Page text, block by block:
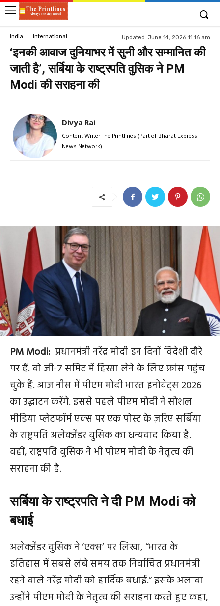
India International Updated: June 14, 2026 11:16 am
‘इनकी आवाज दुनियाभर में सुनी और सम्मानित की
जाती है’, सर्बिया के राष्ट्रपति वुसिक ने PM
Modi की सराहना की
Divya Rai
Content Writer The Printlines (Part of Bharat Express
News Network)
PM Modi: प्रधानमंत्री नरेंद्र मोदी इन दिनों विदेशी दौरे
पर हैं. वो जी-7 समिट में हिस्सा लेने के लिए फ्रांस पहुंच
चुके हैं. आज नीस में पीएम मोदी भारत इनोवेट्स 2026
का उद्घाटन करेंगे. इससे पहले पीएम मोदी ने सोशल
मीडिया प्लेटफॉर्म एक्स पर एक पोस्ट के ज़रिए सर्बिया
के राष्ट्रपति अलेक्जेंडर वुसिक का धन्यवाद किया है.
वहीं, राष्ट्रपति वुसिक ने भी पीएम मोदी के नेतृत्व की
सराहना की है.
सर्बिया के राष्ट्रपति ने दी PM Modi को
बधाई
अलेक्जेंडर वुसिक ने ‘एक्‍स’ पर लिखा, “भारत के
इतिहास में सबसे लंबे समय तक निर्वाचित प्रधानमंत्री
रहने वाले नरेंद्र मोदी को हार्दिक बधाई.” इसके अलावा
उन्होंने पीएम मोदी के नेतृत्व की सराहना करते हुए कहा,